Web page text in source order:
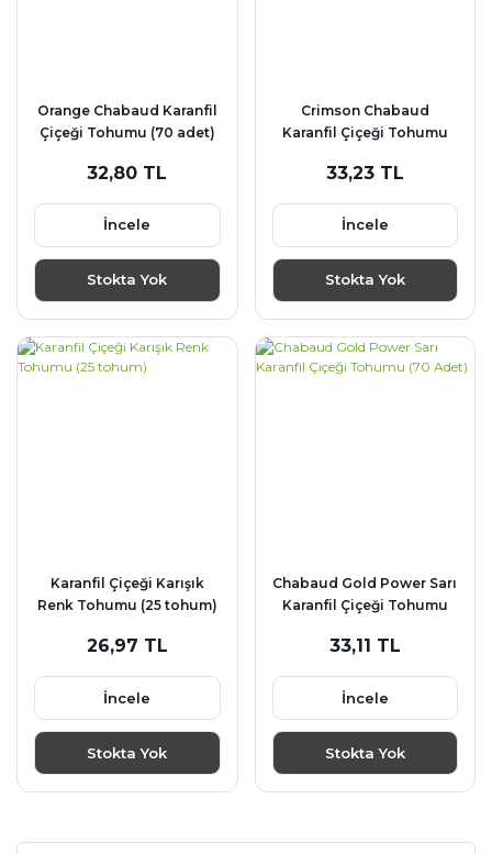
Orange Chabaud Karanfil
Çiçeği Tohumu (70 adet)
32,80 TL
İncele
Stokta Yok
Crimson Chabaud
Karanfil Çiçeği Tohumu
33,23 TL
İncele
Stokta Yok
Karanfil Çiçeği Karışık
Renk Tohumu (25 tohum)
26,97 TL
İncele
Stokta Yok
Chabaud Gold Power Sarı
Karanfil Çiçeği Tohumu
33,11 TL
İncele
Stokta Yok